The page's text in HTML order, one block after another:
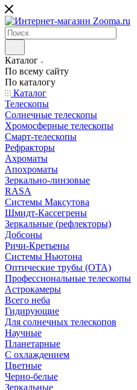
Каталог
По всему сайту
По каталогу
Каталог
Телескопы
Солнечные телескопы
Хромосферные телескопы
Смарт-телескопы
Рефракторы
Ахроматы
Апохроматы
Зеркально-линзовые
RASA
Системы Максутова
Шмидт-Кассегрены
Зеркальные (рефлекторы)
Добсоны
Ричи-Кретьены
Системы Ньютона
Оптические трубы (OTA)
Профессиональные телескопы
Астрокамеры
Всего неба
Гидирующие
Для солнечных телескопов
Научные
Планетарные
С охлаждением
Цветные
Черно-белые
Зеркальные